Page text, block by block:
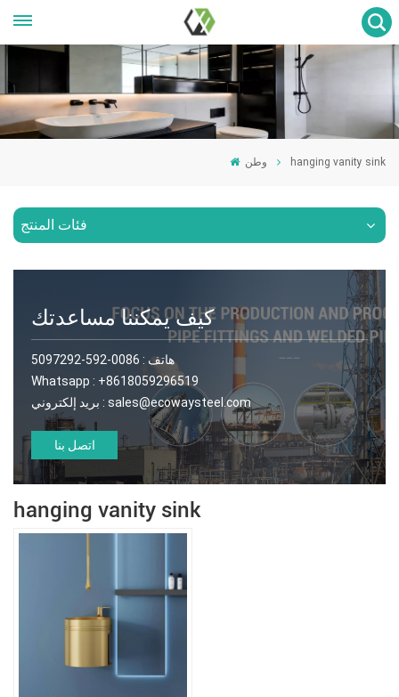
وطن hanging vanity sink
فئات المنتج
كيف يمكننا مساعدتك
هاتف : 0086-592-5097292
Whatsapp : +8618059296519
بريد إلكتروني : sales@ecowaysteel.com
اتصل بنا
hanging vanity sink